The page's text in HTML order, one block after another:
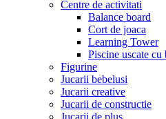
Centre de activitati
Balance board
Cort de joaca
Learning Tower
Piscine uscate
Figurine
Jucarii bebelusi
Jucarii creative
Jucarii de constructie
Jucarii de plus